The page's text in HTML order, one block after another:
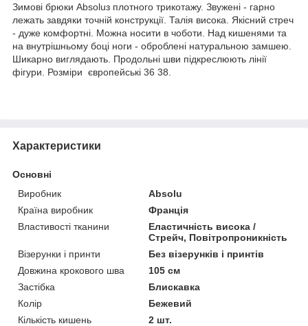
Зимові брюки Absoluз плотного трикотажу. Звужені - гарно
лежать завдяки точній конструкції. Талія висока. Якісний стреч
- дуже комфортні. Можна носити в чоботи. Над кишенями та
на внутрішньому боці ноги - оброблені натуральною замшею.
Шикарно виглядають. Продольні шви підкреслюють лінії
фігури. Розміри європейські 36 38.
Характеристики
Основні
Виробник
Absolu
Країна виробник
Франція
Властивості тканини
Еластичність висока /
Стрейч, Повітропроникність
Візерунки і принти
Без візерунків і принтів
Довжина крокового шва
105 см
Застібка
Блискавка
Колір
Бежевий
Кількість кишень
2 шт.